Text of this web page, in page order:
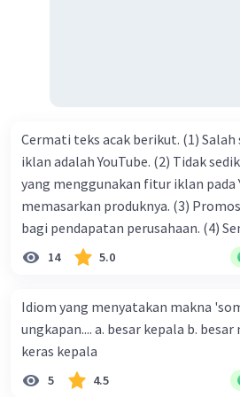
Cermati teks acak berikut. (1) Salah satu media penyedia
iklan adalah YouTube. (2) Tidak
yang menggunakan fitur iklan pada
memasarkan produknya. (3) Promosi menjadi jalan masuk
bagi pendapatan perusahaan. (4) Semakin dikenalnya
suatu produk oleh konsumen,
perusahaan kepada konsumen. Urutan yang tepat agar
menjadi teks eksposisi yang padu adalah .... A.
(4)-(5) B. (2)-(1)-(3)-(4)-(5) C. (3)-(1)-(2)-(5)-(4) D. (3)-(5)-
(4)-(1)-(2) E. (5)-(1)-(3)-(4)-(2)
14 5.0
Idiom yang menyatakan makna
ungkapan.... a. besar kepala b. besar mulut c. tinggi hati d.
keras kepala
5 4.5